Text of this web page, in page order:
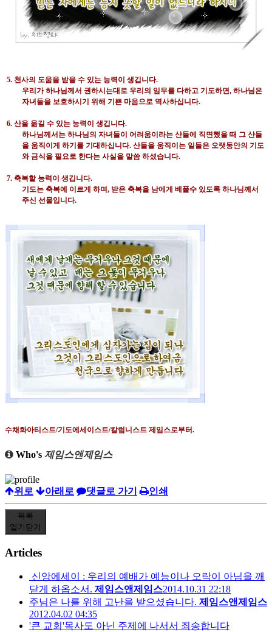
5. 천사의 도움을 받을 수 있는 능력이 생깁니다.
우리가 하나님께서 권하시는대로 우리의 임무를 다하고 기도하면,하나님은
자녀들을 보호하시기 위해 기쁜 마음으로 역사하십니다.
6. 산을 옮길 수 있는 능력이 생깁니다.
하나님께서는 하나님의 자녀들이 어려움이라는 산들에 직면했을 때 그 산들
을 움직이게 하기를 기대하십니다.산들을 움직이는 일들은 오랫동안의 기도
와 금식을 필요로 한다는 사실을 말씀 하셨습니다.
7. 축복할 능력이 생깁니다.
기도는 축복에 이르게 하며, 받은 축복을 남에게 베풀수 있도록 하나님께서
주신 선물입니다.
수채화아티스트/기도에세이스트/칼럼니스트 제임스로부터.
Who's 제임스앤제임스
위로 아래로 댓글로 가기 인쇄
목록
열기 닫기
Articles
신앙에세이 : 우리의 예배가 예능이나 오락이 아님을 깨
닫게 하옵소서. 제임스앤제임스2014.10.31 22:18
주님은 나를 위해 고난을 받으셨습니다. 제임스앤제임스
2012.04.02 04:35
'큰 교회'목사도 아닌 주제에 나서서 죄송합니다